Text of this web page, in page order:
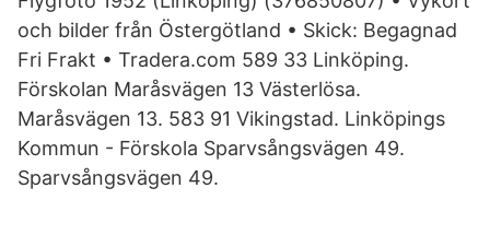
och bilder från Östergötland • Skick: Begagnad
Fri Frakt • Tradera.com 589 33 Linköping.
Förskolan Maråsvägen 13 Västerlösa.
Maråsvägen 13. 583 91 Vikingstad. Linköpings
Kommun - Förskola Sparvsångsvägen 49.
Sparvsångsvägen 49.